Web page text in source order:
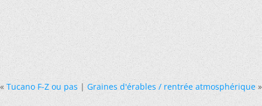
« Tucano F-Z ou pas|Graines d'érables / rentrée atmosphérique »